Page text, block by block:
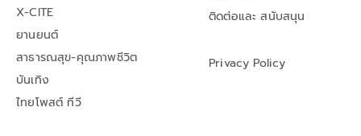
X-CITE
ยานยนต์
สาธารณสุข-คุณภาพชีวิต
บันเทิง
ไทยโพสต์ ทีวี
ติดต่อและ สนับสนุน
Privacy Policy